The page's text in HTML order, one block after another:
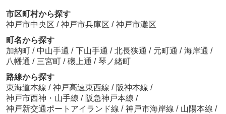
市区町村から探す
神戸市中央区 / 神戸市兵庫区 / 神戸市灘区
町名から探す
加納町 / 中山手通 / 下山手通 / 北長狭通 / 元町通 / 海岸通 /
八幡通 / 三宮町 / 磯上通 / 琴ノ緒町
路線から探す
東海道本線 / 神戸高速東西線 / 阪神本線 /
神戸市西神・山手線 / 阪急神戸本線 /
神戸新交通ポートアイランド線 / 神戸市海岸線 / 山陽本線 /